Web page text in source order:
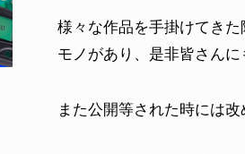
様々な作品を手掛けてき
モノがあり、是非皆さん
また公開等された時には